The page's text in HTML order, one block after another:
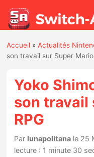
Actualités
Jeux
Hardware
Accueil »Actualités
son travail sur Super Mario
Yoko
son travail
RPG
Par lunapolitana le 25
lecture : 1 minute 30